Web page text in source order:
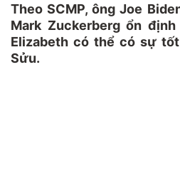
Theo SCMP, ông Joe
Mark Zuckerberg ổn
Elizabeth có thể có sự
Sửu.